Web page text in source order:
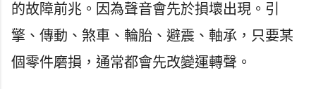
的故障前兆。因為聲音會先於損壞出現。引
擎、傳動、煞車、輪胎、避震、軸承，只要某
個零件磨損，通常都會先改變運轉聲。